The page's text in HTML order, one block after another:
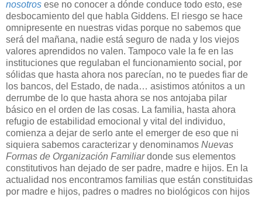
nosotros ese no conocer a dónde conduce todo esto, ese
desbocamiento del que habla Giddens. El riesgo se hace
omnipresente en nuestras vidas porque no sabemos que
será del mañana, nadie está seguro de nada y los viejos
valores aprendidos no valen. Tampoco vale la fe en las
instituciones que regulaban el funcionamiento social, por
sólidas que hasta ahora nos parecían, no te puedes fiar de
los bancos, del Estado, de nada… asistimos atónitos a un
derrumbe de lo que hasta ahora se nos antojaba pilar
básico en el orden de las cosas. La familia, hasta ahora
refugio de estabilidad emocional y vital del individuo,
comienza a dejar de serlo ante el emerger de eso que ni
siquiera sabemos caracterizar y denominamos Nuevas
Formas de Organización Familiardonde sus elementos
constitutivos han dejado de ser padre, madre e hijos. En la
actualidad nos encontramos familias que están constituidas
por madre e hijos, padres o madres no biológicos con hijos